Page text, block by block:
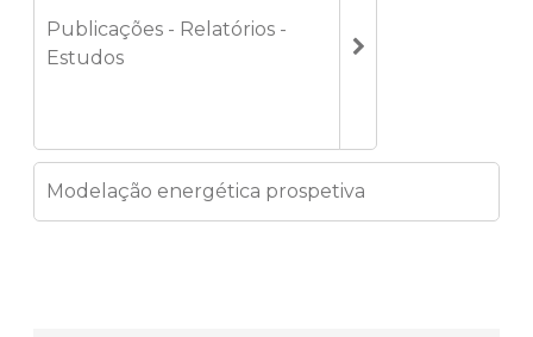
Publicações - Relatórios -
Estudos
Modelação energética prospetiva